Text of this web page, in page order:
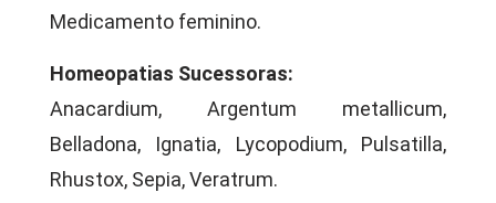
Medicamento feminino.
Homeopatias Sucessoras:
Anacardium, Argentum metallicum,
Belladona, Ignatia, Lycopodium, Pulsatilla,
Rhustox, Sepia, Veratrum.